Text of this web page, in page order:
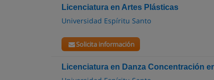
Licenciatura en Artes Plásticas
Universidad Espíritu Santo
Solicita información
Licenciatura en Danza Concentración